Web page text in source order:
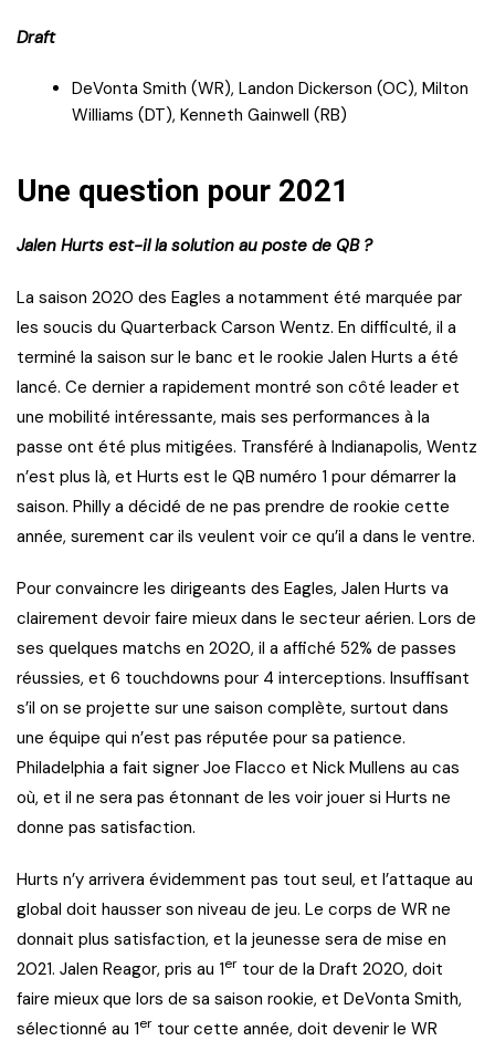
Draft
DeVonta Smith (WR), Landon Dickerson (OC), Milton
Williams (DT), Kenneth Gainwell (RB)
Une question pour 2021
Jalen Hurts est-il la solution au poste de QB ?
La saison 2020 des Eagles a notamment été marquée par
les soucis du Quarterback Carson Wentz. En difficulté, il a
terminé la saison sur le banc et le rookie Jalen Hurts a été
lancé. Ce dernier a rapidement montré son côté leader et
une mobilité intéressante, mais ses performances à la
passe ont été plus mitigées. Transféré à Indianapolis, Wentz
n’est plus là, et Hurts est le QB numéro 1 pour démarrer la
saison. Philly a décidé de ne pas prendre de rookie cette
année, surement car ils veulent voir ce qu’il a dans le ventre.
Pour convaincre les dirigeants des Eagles, Jalen Hurts va
clairement devoir faire mieux dans le secteur aérien. Lors de
ses quelques matchs en 2020, il a affiché 52% de passes
réussies, et 6 touchdowns pour 4 interceptions. Insuffisant
s’il on se projette sur une saison complète, surtout dans
une équipe qui n’est pas réputée pour sa patience.
Philadelphia a fait signer Joe Flacco et Nick Mullens au cas
où, et il ne sera pas étonnant de les voir jouer si Hurts ne
donne pas satisfaction.
Hurts n’y arrivera évidemment pas tout seul, et l’attaque au
global doit hausser son niveau de jeu. Le corps de WR ne
donnait plus satisfaction, et la jeunesse sera de mise en
2021. Jalen Reagor, pris au 1er tour de la Draft 2020, doit
faire mieux que lors de sa saison rookie, et DeVonta Smith,
sélectionné au 1er tour cette année, doit devenir le WR